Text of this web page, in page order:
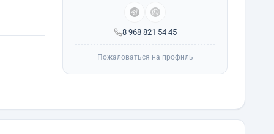
8 968 821 54 45
Пожаловаться на профиль